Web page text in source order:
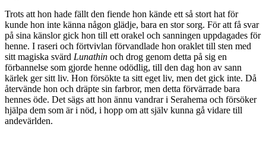
Trots att hon hade fällt den fiende hon kände ett så stort hat för
kunde hon inte känna någon glädje, bara en stor sorg. För att få svar
på sina känslor gick hon till ett orakel och sanningen uppdagades för
henne. I raseri och förtvivlan förvandlade hon oraklet till sten med
sitt magiska svärd Lunathin och drog genom detta på sig en
förbannelse som gjorde henne odödlig, till den dag hon av sann
kärlek ger sitt liv. Hon försökte ta sitt eget liv, men det gick inte. Då
återvände hon och dräpte sin farbror, men detta förvärrade bara
hennes öde. Det sägs att hon ännu vandrar i Serahema och försöker
hjälpa dem som är i nöd, i hopp om att själv kunna gå vidare till
andevärlden.